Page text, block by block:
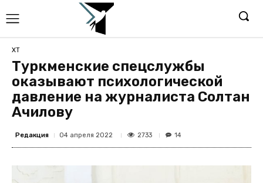
ХТ
Туркменские спецслужбы
оказывают психологической
давление на журналиста Солтан
Ачилову
Редакция 04 апреля 2022 2733 14